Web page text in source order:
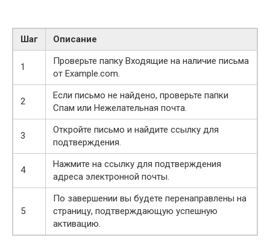
Шаг Описание
1
Проверьте папку Входящие на наличие письма
от Example.com.
2
Если письмо не найдено, проверьте папки
Спам или Нежелательная почта.
3
Откройте письмо и найдите ссылку для
подтверждения.
4
Нажмите на ссылку для подтверждения
адреса электронной почты.
5
По завершении вы будете перенаправлены на
страницу, подтверждающую успешную
активацию.